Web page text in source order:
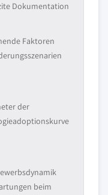
Dokumentation
Faktoren
der
beim